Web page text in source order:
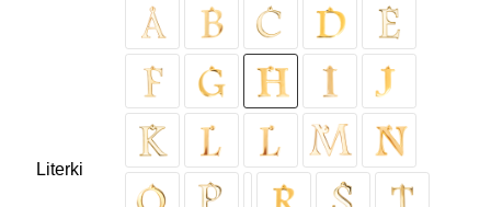
Literki